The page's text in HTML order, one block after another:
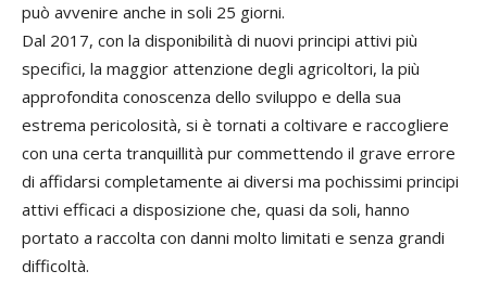
può avvenire anche in soli 25 giorni.
Dal 2017, con la disponibilità di nuovi principi attivi più
specifici, la maggior attenzione degli agricoltori, la più
approfondita conoscenza dello sviluppo e della sua
estrema pericolosità, si è tornati a coltivare e raccogliere
con una certa tranquillità pur commettendo il grave errore
di affidarsi completamente ai diversi ma pochissimi principi
attivi efficaci a disposizione che, quasi da soli, hanno
portato a raccolta con danni molto limitati e senza grandi
difficoltà.